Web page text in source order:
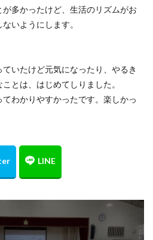
多かったけど、生活のリズムがお
いようにします。
いたけど元気になったり、やるき
とは、はじめてしりました。
わかりやすかったです。楽しかっ